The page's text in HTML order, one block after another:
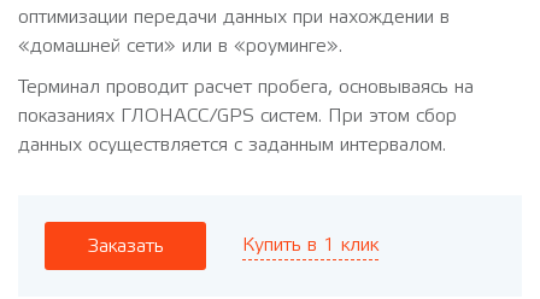
оптимизации передачи данных при нахождении в
«домашней сети» или в «роуминге».
Терминал проводит расчет пробега, основываясь на
показаниях ГЛОНАСС/GPS систем. При этом сбор
данных осуществляется с заданным интервалом.
Заказать Купить в 1 клик